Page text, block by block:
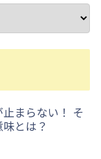
まらない！ そ
とは？